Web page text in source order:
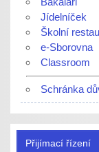
Jídelníček
Školní
e-Sborovna
Classroom
Schránka
Přijímací řízení